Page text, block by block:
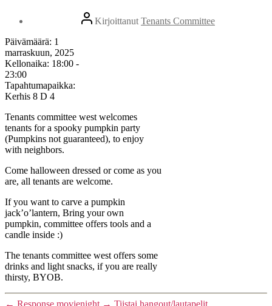
Kirjoittaja
Kirjoittanut Tenants Committee
Päivämäärä: 1
marraskuun, 2025
Kellonaika: 18:00 -
23:00
Tapahtumapaikka:
Kerhis 8 D 4
Tenants committee west welcomes
tenants for a spooky pumpkin party
(Pumpkins not guaranteed), to enjoy
with neighbors.
Come halloween dressed or come as you
are, all tenants are welcome.
If you want to carve a pumpkin
jack’o’lantern, Bring your own
pumpkin, committee offers tools and a
candle inside :)
The tenants committee west offers some
drinks and light snacks, if you are really
thirsty, BYOB.
← Response movienight → Tiistai hangout/lautapelit